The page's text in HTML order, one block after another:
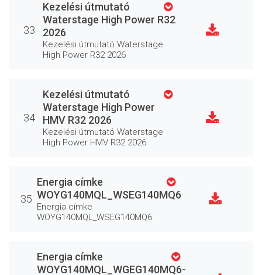
33
Kezelési útmutató
Waterstage High Power R32
2026
Kezelési útmutató Waterstage
High Power R32 2026
34
Kezelési útmutató
Waterstage High Power
HMV R32 2026
Kezelési útmutató Waterstage
High Power HMV R32 2026
35
Energia címke
WOYG140MQL_WSEG140MQ6
Energia címke
WOYG140MQL_WSEG140MQ6
Energia címke
WOYG140MQL_WGEG140MQ6-